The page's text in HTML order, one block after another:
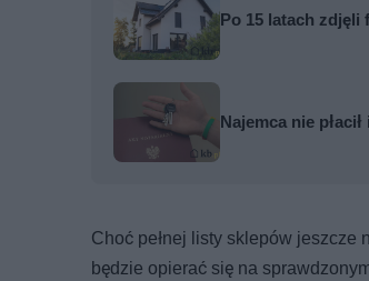
Po 15 latach zdjęli
Najemca nie
Choć pełnej listy sklepów
będzie opierać się na